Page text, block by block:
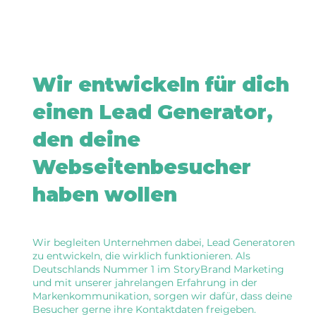
Wir entwickeln für dich
einen Lead Generator,
den deine
Webseitenbesucher
haben wollen
Wir begleiten Unternehmen dabei, Lead Generatoren
zu entwickeln, die wirklich funktionieren. Als
Deutschlands Nummer 1 im StoryBrand Marketing
und mit unserer jahrelangen Erfahrung in der
Markenkommunikation, sorgen wir dafür, dass deine
Besucher gerne ihre Kontaktdaten freigeben.